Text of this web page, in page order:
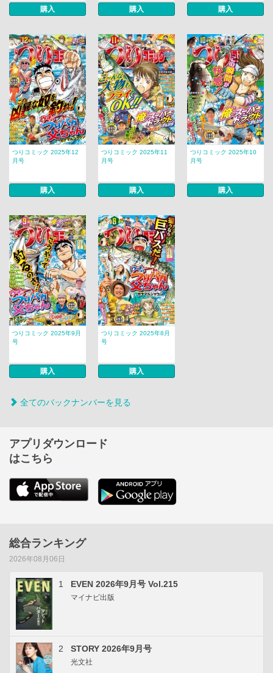
購入 購入 購入
つりコミック 2025年12
月号
購入
つりコミック 2025年11
月号
購入
つりコミック 2025年10
月号
購入
つりコミック 2025年9月
号
購入
つりコミック 2025年8月
号
購入
全てのバックナンバーを見る
アプリダウンロード
はこちら
総合ランキング
2026年08月06日
1 EVEN 2026年9月号 Vol.215
マイナビ出版
2 STORY 2026年9月号
光文社